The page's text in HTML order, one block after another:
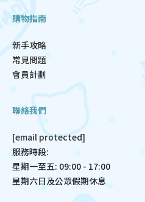
購物指南
新手攻略
常見問題
會員計劃
聯絡我們
[email protected]
服務時段:
星期一至五: 09:00 - 17:00
星期六日及公眾假期休息